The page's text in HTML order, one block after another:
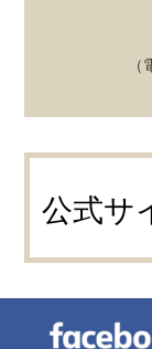
公式サ